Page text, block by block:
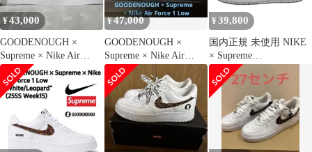
¥43,000
GOODENOUGH ×
Supreme × Nike Air
Force 1
¥47,000
GOODENOUGH ×
Supreme × Nike Air
Force 1
¥ 39,800
国内正規 未使用 NIKE
× Supreme
GOODENOUGH Air
Force 1 Low グッドイナ
フ エアフォース スニー
カー ナイキ × シュプリ
ーム IM3483-100 ホワ
イト 26.5cm （3370M）